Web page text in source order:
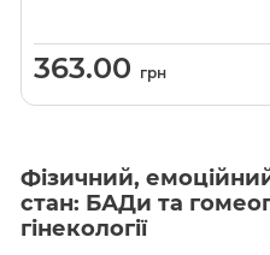
363.00 грн
Фізичний,
стан: БАДи та
гінекології